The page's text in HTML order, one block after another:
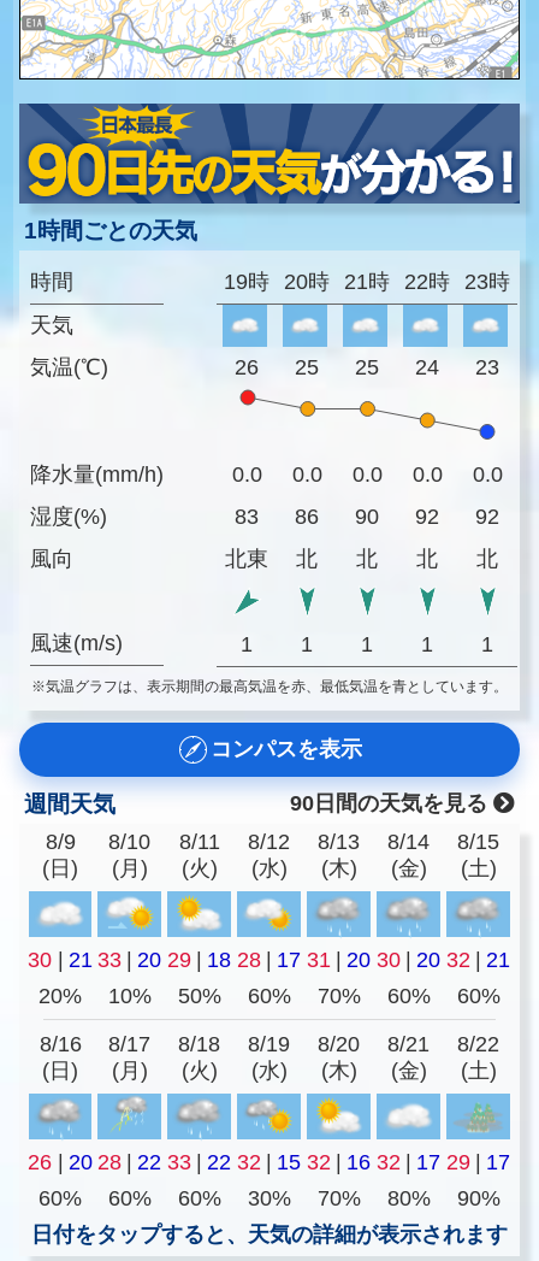
1時間ごとの天気
時間
天気
気温(℃)
降水量(mm/h)
湿度(%)
風向
風速(m/s)
19時 20時 21時 22時 23時
26 25 25 24 23
0.0 0.0 0.0 0.0
0.0
83
86 90 92
92
北東
北 北 北 北
1 1 1 1 1
※気温グラフは、表示期間の最高気温を赤、最低気温を青としています。
コンパスを表示
週間天気
90日間の天気を見る
8/9
(日)
8/10
(月)
8/11
(火)
8/12
(水)
8/13
(木)
8/14
(金)
8/15
(土)
30 | 21 33 | 20 29 | 18 28 | 17 31 | 20 30 | 20 32 | 21
20%
10% 50% 60% 70% 60% 60%
8/16
(日)
8/17
(月)
8/18
(火)
8/19
(水)
8/20
(木)
8/21
(金)
8/22
(土)
26 | 20 28 | 22 33 | 22 32 | 15 32 | 16 32 | 17 29 | 17
60%
60% 60% 30% 70% 80%
90%
日付をタップすると、天気の詳細が表示されます